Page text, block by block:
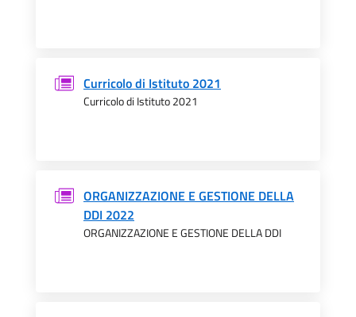
Curricolo di Istituto 2021
Curricolo di Istituto 2021
ORGANIZZAZIONE E GESTIONE DELLA
DDI 2022
ORGANIZZAZIONE E GESTIONE DELLA DDI